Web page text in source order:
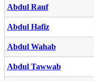
Abdul Rauf
Abdul Hafiz
Abdul Wahab
Abdul Tawwab